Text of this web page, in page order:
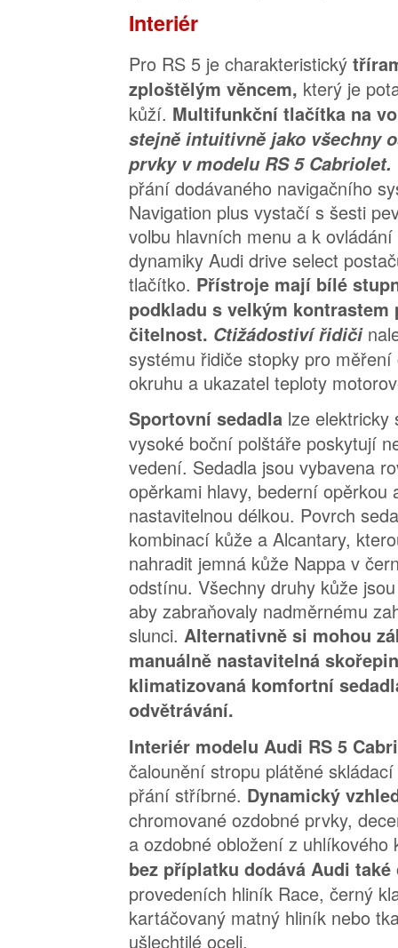
Interiér
Pro RS 5 je charakteristický
zploštělým věncem, který je
kůží. Multifunkční tlačítka na
stejně intuitivně jako všechny
prvky v modelu RS 5 Cabriolet.
přání dodávaného navigačního
Navigation plus vystačí s šesti
volbu hlavních menu a k
dynamiky Audi drive select
tlačítko. Přístroje mají bílé
podkladu s velkým kontrastem
čitelnost. Ctižádostiví řidiči
systému řidiče stopky pro
okruhu a ukazatel teploty
Sportovní sedadla lze elektricky
vysoké boční polštáře poskytují
vedení. Sedadla jsou vybavena
opěrkami hlavy, bederní opěrkou
nastavitelnou délkou. Povrch
kombinací kůže a Alcantary,
nahradit jemná kůže Nappa v
odstínu. Všechny druhy kůže
aby zabraňovaly nadměrnému
slunci. Alternativně si mohou
manuálně nastavitelná
klimatizovaná komfortní
odvětrávání.
Interiér modelu Audi RS 5
čalounění stropu plátěné
přání stříbrné. Dynamický
chromované ozdobné prvky,
a ozdobné obložení z
bez příplatku dodává Audi také
provedeních hliník Race, černý
kartáčovaný matný hliník nebo
ušlechtilé oceli.